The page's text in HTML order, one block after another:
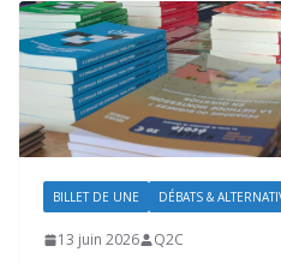
BILLET DE UNE DÉBATS &
13 juin 2026 Q2C